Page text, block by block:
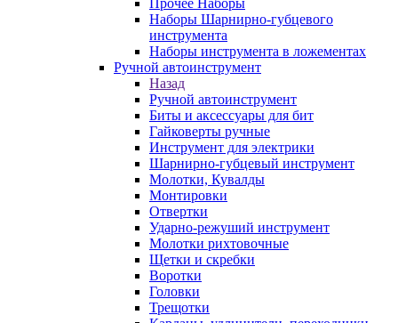
Прочее Наборы
Наборы Шарнирно-губцевого
инструмента
Наборы инструмента в ложементах
Ручной автоинструмент
Назад
Ручной автоинструмент
Биты и аксессуары для бит
Гайковерты ручные
Инструмент для электрики
Шарнирно-губцевый инструмент
Молотки, Кувалды
Монтировки
Отвертки
Ударно-режуший инструмент
Молотки рихтовочные
Щетки и скребки
Воротки
Головки
Трещотки